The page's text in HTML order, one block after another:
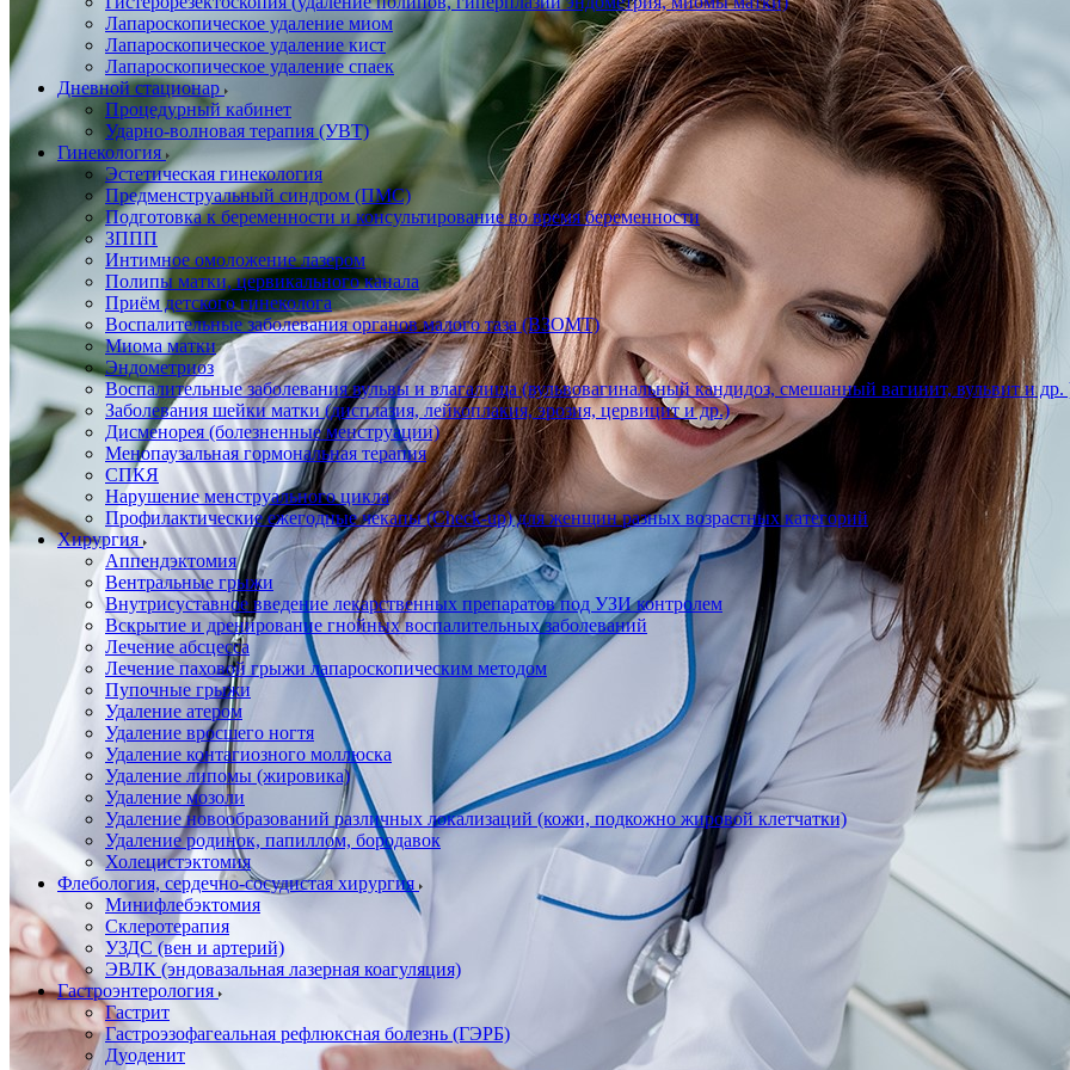
Лапароскопическое удаление миом
Лапароскопическое удаление кист
Лапароскопическое удаление спаек
Дневной стационар
Процедурный кабинет
Ударно-волновая терапия (УВТ)
Гинекология
Эстетическая гинекология
Предменструальный синдром (ПМС)
Подготовка к беременности и консультирование во время беременности
ЗППП
Интимное омоложение лазером
Полипы матки, цервикального канала
Приём детского гинеколога
Воспалительные заболевания органов малого таза (ВЗОМТ)
Миома матки
Эндометриоз
Воспалительные заболевания вульвы и влагалища (вульвовагинальный кандидоз, смешанный вагинит, вульвит и др.
Заболевания шейки матки (дисплазия, лейкоплакия, эрозия, цервицит и др.)
Дисменорея (болезненные менструации)
Менопаузальная гормональная терапия
СПКЯ
Нарушение менструального цикла
Профилактические ежегодные чекапы (Check-up) для женщин разных возрастных категорий
Хирургия
Аппендэктомия
Вентральные грыжи
Внутрисуставное введение лекарственных препаратов под УЗИ контролем
Вскрытие и дренирование гнойных воспалительных заболеваний
Лечение абсцесса
Лечение паховой грыжи лапароскопическим методом
Пупочные грыжи
Удаление атером
Удаление вросшего ногтя
Удаление контагиозного моллюска
Удаление липомы (жировика)
Удаление мозоли
Удаление новообразований различных локализаций (кожи, подкожно жировой клетчатки)
Удаление родинок, папиллом, бородавок
Холецистэктомия
Флебология, сердечно-сосудистая хирургия
Минифлебэктомия
Склеротерапия
УЗДС (вен и артерий)
ЭВЛК (эндовазальная лазерная коагуляция)
Гастроэнтерология
Гастрит
Гастроэзофагеальная рефлюксная болезнь (ГЭРБ)
Дуоденит